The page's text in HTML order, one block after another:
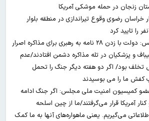
خراسان رضوی وقوع تیراندازی در منطقه بلوار
ابوترابی، نماینده مجلس: دولت با زدن ۲۸ نامه به رهبری برای مذاکره اصرار
و پزشکیان در تله مذاکره دشمن افتادند/عدم
تخلف بود/ اگر دو هفته دیگر جنگ را تحمل
کفش ما را می بوسیدند
کمیسیون امنیت ملی مجلس: اگر جنگ ادامه
آمریکا قرار می‌گرفتند/ما از چین اسلحه
می‌گیریم. یعنی ماهواره‌های آنها به ما کمک